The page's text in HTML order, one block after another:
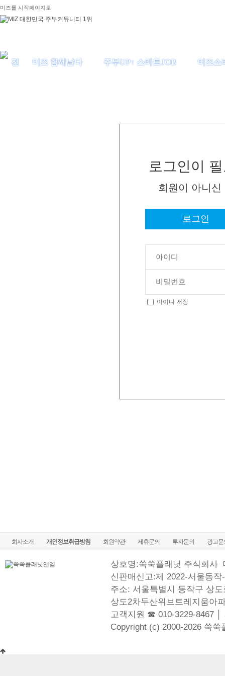
미즈를 시작페이지로
미즈 함께날다 주부UP↑ 스마트JOB 미즈소
로그인이
회원이 아니
로그인
아이디 저장
회사소개 개인정보취급방침 회원약관 제휴문의 투자문의 광고문
상호명:쑥쑥플래닛 주식회사
신판매신고:제 2022-서울동작
주소: 서울특별시 동작구 상
상도2차두산위브트레지움아
고객지원 ☎ 010-3229-8467 │
Copyright (c) 2000-2026 쑥